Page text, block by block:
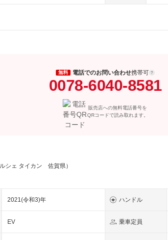
無料 電話でのお問い合わせ携帯可
0078-6040-8581
販売店への無料電話番号を
QRコードで読み取れます。
ルシェ タイカン 佐賀県）
2021(令和3)年 ハンドル
EV 乗車定員